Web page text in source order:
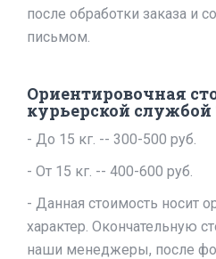
после обработки заказа и
письмом.
Ориентировочная
курьерской службой
- До 15 кг. -- 300-500 руб.
- От 15 кг. -- 400-600 руб.
- Данная стоимость носит
характер. Окончательную
наши менеджеры, после